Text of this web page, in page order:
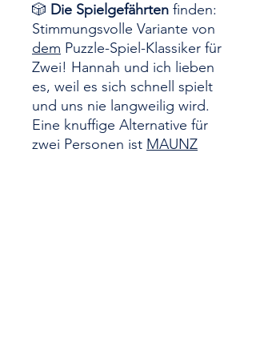
🎲 Die Spielgefährten finden:
Stimmungsvolle Variante von
dem Puzzle-Spiel-Klassiker für
Zwei! Hannah und ich lieben
es, weil es sich schnell spielt
und uns nie langweilig wird.
Eine knuffige Alternative für
zwei Personen ist MAUNZ